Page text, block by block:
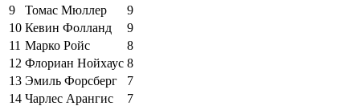
9
Томас Мюллер
9
10 Кевин Фолланд
9
11 Марко Ройс
8
12 Флориан Нойхаус 8
13 Эмиль Форсберг
7
14 Чарлес Арангис
7